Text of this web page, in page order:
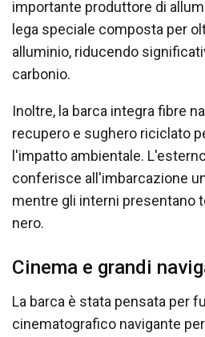
importante produttore di
lega speciale composta per
alluminio, riducendo
carbonio.
Inoltre, la barca integra fibre
recupero e sughero riciclato
l'impatto ambientale.
conferisce all'imbarcazione
mentre gli interni presentano
nero.
Cinema e grandi
La barca è stata pensata per
cinematografico navigante